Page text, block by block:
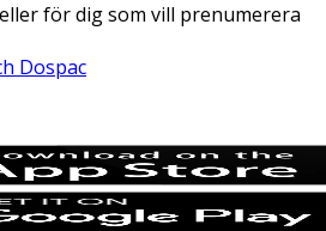
för dig som vill prenumerera
Dospac